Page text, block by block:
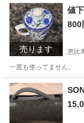
東京 渋谷区 恵
売ります
値
800
恵比
一度も使ってません。
東京 渋谷区